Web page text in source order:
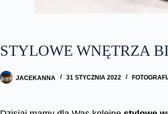
STYLOWE WNĘTRZA
JACEKANNA 31 STYCZNIA 2022